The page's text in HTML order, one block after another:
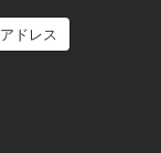
ドレス